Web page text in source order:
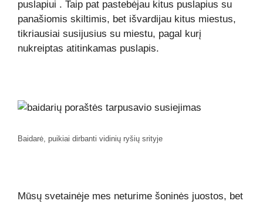
puslapiui . Taip pat pastebėjau kitus puslapius su
panašiomis skiltimis, bet išvardijau kitus miestus,
tikriausiai susijusius su miestu, pagal kurį
nukreiptas atitinkamas puslapis.
Baidarė, puikiai dirbanti vidinių ryšių srityje
Mūsų svetainėje mes neturime šoninės juostos, bet